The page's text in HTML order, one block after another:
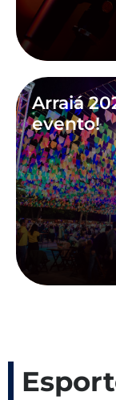
Arraiá
evento!